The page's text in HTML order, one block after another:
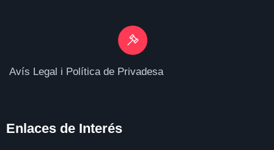
Avís Legal i Política de Privadesa
Enlaces de Interés